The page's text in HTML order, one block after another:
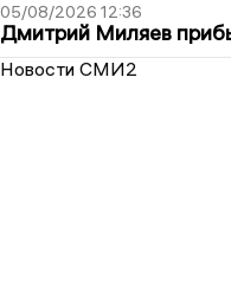
05/08/2026 12:36
Дмитрий Миляев
Новости СМИ2